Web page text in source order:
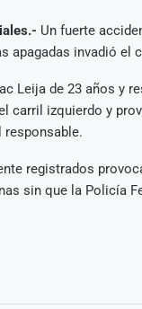
Un fuerte
apagadas invadió el
Leija de 23 años y
carril izquierdo y
responsable.
registrados
sin que la Policía